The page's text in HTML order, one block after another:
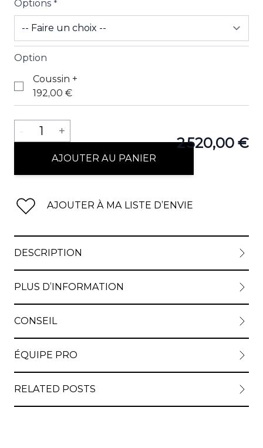
View
View
View
Options *
Option
Coussin +
192,00 €
2 520,00 €
Quantité
- 1 +
AJOUTER AU PANIER
AJOUTER À MA LISTE D’ENVIE
DESCRIPTION
PLUS D’INFORMATION
CONSEIL
ÉQUIPE PRO
RELATED POSTS